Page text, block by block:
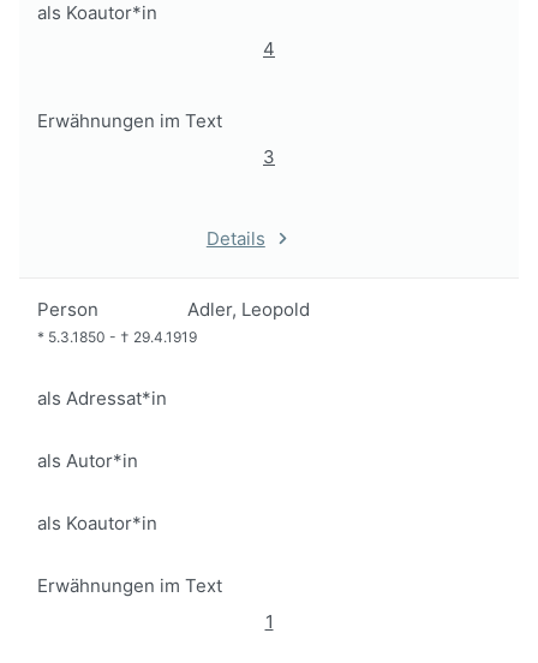
als Koautor*in
4
Erwähnungen im Text
3
Details
Person Adler, Leopold
* 5.3.1850 - † 29.4.1919
als Adressat*in
als Autor*in
als Koautor*in
Erwähnungen im Text
1